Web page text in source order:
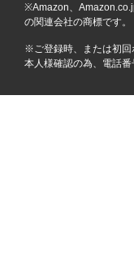
※Amazon、
の関連会社の商標です。
※ご登録時、または初回
本人様確認の為、電話番